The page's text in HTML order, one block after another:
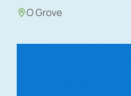
O Grove